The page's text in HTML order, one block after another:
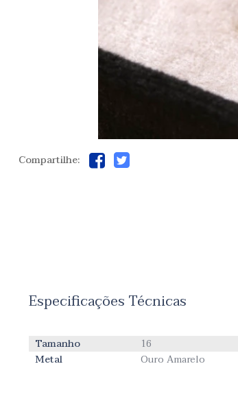
Compartilhe:
Especificações Técnicas
Tamanho
16
Metal
Ouro Amarelo